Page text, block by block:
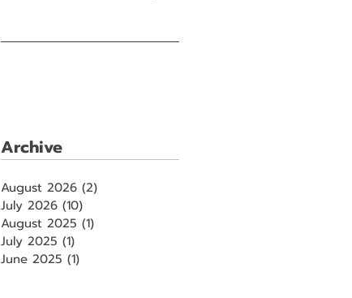
Archive
August 2026 (2)
July 2026 (10)
August 2025 (1)
July 2025 (1)
June 2025 (1)